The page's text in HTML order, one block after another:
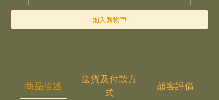
加入購物車
商品描述
送貨及付款方
式
顧客評價